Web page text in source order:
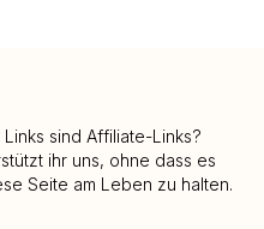
sind Affiliate-Links?
ihr uns, ohne dass es
Seite am Leben zu halten.